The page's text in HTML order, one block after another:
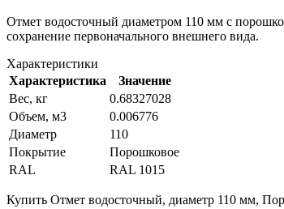
Отмет водосточный диаметром 110 мм с
сохранение первоначального внешнего вида.
Характеристики
Характеристика
Значение
Вес, кг
0.68327028
Объем, м3
0.006776
Диаметр
110
Покрытие
Порошковое
RAL
RAL 1015
Купить Отмет водосточный, диаметр 110 мм,